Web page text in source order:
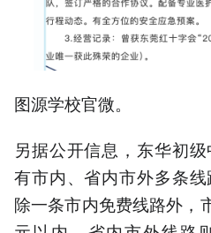
图源学校官微。
另据公开信息，东华初
有市内、省内市外多条线
除一条市内免费线路外，